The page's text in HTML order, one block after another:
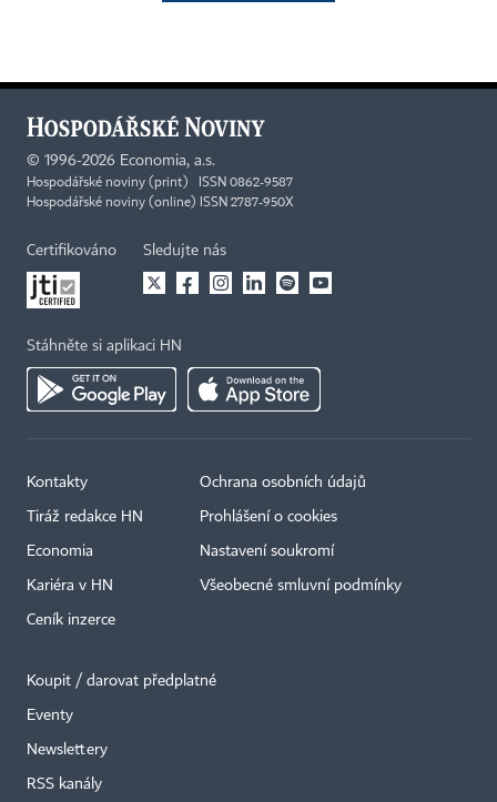
© 1996-2026 Economia, a.s.
Hospodářské noviny (print) ISSN 0862-9587
Hospodářské noviny (online) ISSN 2787-950X
Certifikováno Sledujte nás
Stáhněte si aplikaci HN
Kontakty
Tiráž redakce HN
Economia
Kariéra v HN
Ceník inzerce
Ochrana osobních údajů
Prohlášení o cookies
Nastavení soukromí
Všeobecné smluvní podmínky
Koupit / darovat předplatné
Eventy
Newslettery
RSS kanály